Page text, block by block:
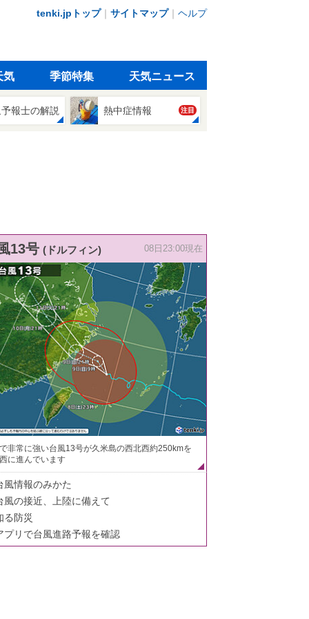
tenki.jpトップ｜ サイトマップ｜ ヘルプ
気 季節特集 天気ニュース
報士の解説 熱中症情報 注目
13号 (ドルフィン) 08日23:00現在
非常に強い台風13号が久米島の西北西約250kmを
に進んでいます
風情報のみかた
風の接近、上陸に備えて
る防災
プリで台風進路予報を確認